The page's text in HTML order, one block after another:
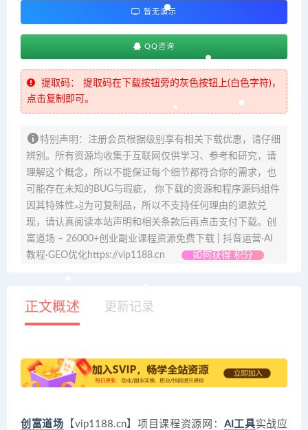
暂无演示
QQ咨询
提取码：
提取码在下载按钮旁的灰色按钮上(白色字符)，
点击复制即可。
特别声明：注册会员根据级别享有相关下载优惠，请仔细
辨别。所有资源均收集于互联网仅供学习、参考和研究，请
理解这个概念，所以不能保证每个细节都符合你的需求，也
可能存在未知的BUG与瑕疵， 你下载的资源和程序源码组件
因其特殊性均为可复制品，所以不支持任何理由的退款兑
现，请认真阅读本站声明和相关条款后再点击支付下载。创
富道场 – 26000+创业副业课程资源免费下载 | 抖音运营·AI
教程·GEO优化https://vip1188.cn
如何获得 积分
正文概述 更新记录
创富道场 【vip1188.cn】项目课程资源网： AI工具实战应